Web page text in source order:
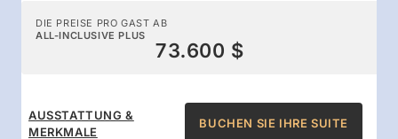
DIE PREISE PRO GAST AB
ALL-INCLUSIVE PLUS
73.600 $
AUSSTATTUNG &
MERKMALE
BUCHEN SIE IHRE SUITE